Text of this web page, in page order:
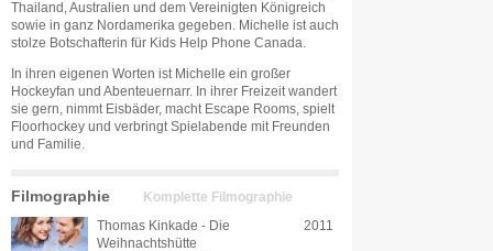
Thailand, Australien und dem Vereinigten Königreich
sowie in ganz Nordamerika gegeben. Michelle ist auch
stolze Botschafterin für Kids Help Phone Canada.
In ihren eigenen Worten ist Michelle ein großer
Hockeyfan und Abenteuernarr. In ihrer Freizeit wandert
sie gern, nimmt Eisbäder, macht Escape Rooms, spielt
Floorhockey und verbringt Spielabende mit Freunden
und Familie.
Filmographie Komplette Filmographie
Thomas Kinkade - Die
Weihnachtshütte
2011